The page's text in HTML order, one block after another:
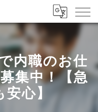
内職のお仕
集中！【急
心】